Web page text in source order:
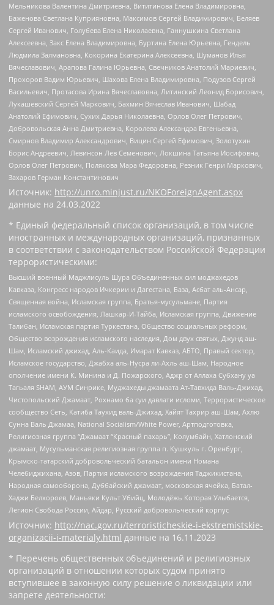
Мельникова Валентина Дмитриевна, Вититинова Елена Владимировна,
Баженова Светлана Куприяновна, Максимов Сергей Владимирович, Беляев
Сергей Иванович, Голубева Елена Николаевна, Ганнушкина Светлана
Алексеевна, Закс Елена Владимировна, Буртина Елена Юрьевна, Гендель
Людмила Залмановна, Кокорина Екатерина Алексеевна, Шуманов Илья
Вячеславович, Арапова Галина Юрьевна, Свечников Анатолий Мариевич,
Прохоров Вадим Юрьевич, Шахова Елена Владимировна, Подузов Сергей
Васильевич, Протасова Ирина Вячеславовна, Литинский Леонид Борисович,
Лукашевский Сергей Маркович, Бахмин Вячеслав Иванович, Шабад
Анатолий Ефимович, Сухих Дарья Николаевна, Орлов Олег Петрович,
Добровольская Анна Дмитриевна, Королева Александра Евгеньевна,
Смирнов Владимир Александрович, Вицин Сергей Ефимович, Золотухин
Борис Андреевич, Левинсон Лев Семенович, Локшина Татьяна Иосифовна,
Орлов Олег Петрович, Полякова Мара Федоровна, Резник Генри Маркович,
Захаров Герман Константинович
Источник: http://unro.minjust.ru/NKOForeignAgent.aspx
данные на 24.03.2022
* Единый федеральный список организаций, в том числе
иностранных и международных организаций, признанных
в соответствии с законодательством Российской Федерации
террористическими:
Высший военный Маджлисуль Шура Объединенных сил моджахедов
Кавказа, Конгресс народов Ичкерии и Дагестана, База, Асбат аль-Ансар,
Священная война, Исламская группа, Братья-мусульмане, Партия
исламского освобождения, Лашкар-И-Тайба, Исламская группа, Движение
Талибан, Исламская партия Туркестана, Общество социальных реформ,
Общество возрождения исламского наследия, Дом двух святых, Джунд аш-
Шам, Исламский джихад, Аль-Каида, Имарат Кавказ, АБТО, Правый сектор,
Исламское государство, Джабха аль-Нусра ли-Ахль аш-Шам, Народное
ополчение имени К. Минина и Д. Пожарского, Аджр от Аллаха Субхану уа
Тагьаля SHAM, АУМ Синрике, Муджахеды джамаата Ат-Тавхида Валь-Джихад,
Чистопольский Джамаат, Рохнамо ба суи давлати исломи, Террористическое
сообщество Сеть, Катиба Таухид валь-Джихад, Хайят Тахрир аш-Шам, Ахлю
Сунна Валь Джамаа, National Socialism/White Power, Артподготовка,
Религиозная группа “Джамаат “Красный пахарь”, Колумбайн, Хатлонский
джамаат, Мусульманская религиозная группа п. Кушкуль г. Оренбург,
Крымско-татарский добровольческий батальон имени Номана
Челебиджихана, Азов, Партия исламского возрождения Таджикистана,
Народная самооборона, Дуббайский джамаат, московская ячейка, Батал-
Хаджи Белхороев, Маньяки Культ Убийц, Молодёжь Которая Улыбается,
Легион Свобода России, Айдар, Русский добровольческий корпус
Источник: http://nac.gov.ru/terroristicheskie-i-ekstremistskie-
organizacii-i-materialy.html данные на 16.11.2023
* Перечень общественных объединений и религиозных
организаций в отношении которых судом принято
вступившее в законную силу решение о ликвидации или
запрете деятельности: